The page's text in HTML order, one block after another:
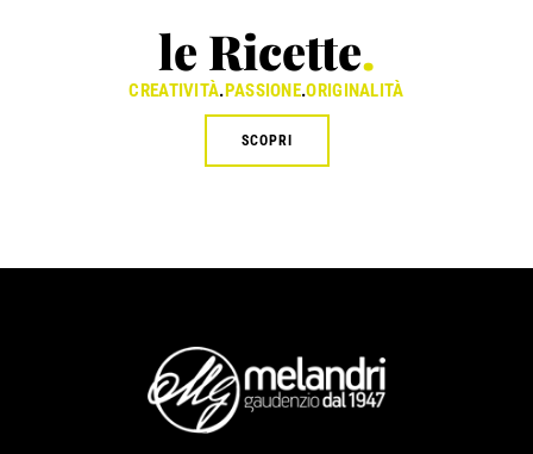
le Ricette.
CREATIVITÀ.PASSIONE.ORIGINALITÀ
SCOPRI